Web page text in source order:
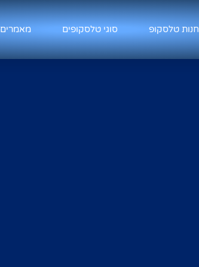
חנות טלסקופ סוגי טלסקופים מאמרים